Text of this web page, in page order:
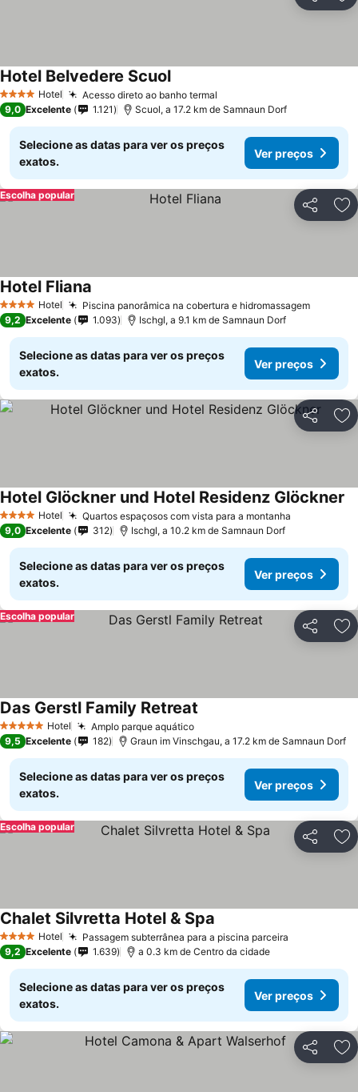
4 EstrelasHotel Acesso direto ao banho termal
Hotel Belvedere ScuolVer preços
9,0 Excelente 1.121 Scuol, a 17.2 km de Samnaun Dorf
Selecione as datas para ver os preços
exatos.
Ver preços
Partilhar
Escolha popular
4 EstrelasHotel Piscina panorâmica na cobertura e hidromassagemVer
Hotel Fliana
9,2 Excelente 1.093 Ischgl, a 9.1 km de Samnaun Dorf
Selecione as datas para ver os preços
exatos.
Ver preços
Partilhar
4 EstrelasHotel Quartos espaçosos com vista para a montanha
Hotel Glöckner und Hotel Residenz Glöckner
9,0 Excelente 312 Ischgl, a 10.2 km de Samnaun Dorf
Selecione as datas para ver os preços
exatos.
Ver preços
Partilhar
Escolha popular
5 Estrelas Hotel Amplo parque aquáticoVer preços
Das Gerstl Family Retreat
9,5 Excelente 182 Graun im Vinschgau, a 17.2 km de Samnaun Dorf
Selecione as datas para ver os preços
exatos.
Ver preços
Partilhar
Escolha popular
4 EstrelasHotel Passagem subterrânea para a piscina parceira
Chalet Silvretta Hotel & Spa
9,2 Excelente 1.639 a 0.3 km de Centro da cidade
Selecione as datas para ver os preços
exatos.
Ver preços
Partilhar